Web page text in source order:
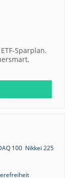
Sparplan.
100 Nikkei 225